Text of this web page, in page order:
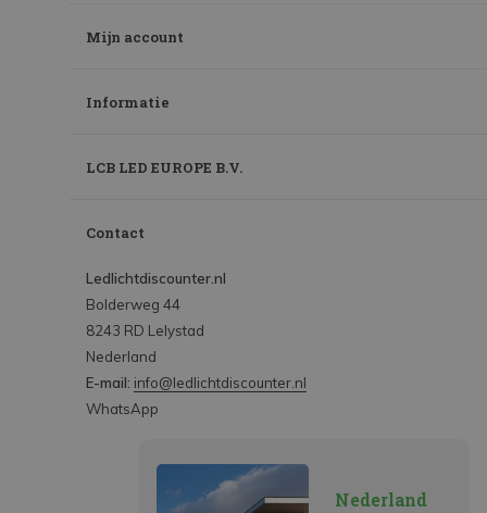
Mijn account
Informatie
LCB LED EUROPE B.V.
Contact
Ledlichtdiscounter.nl
Bolderweg 44
8243 RD Lelystad
Nederland
E-mail: info@ledlichtdiscounter.nl
WhatsApp
Nederland